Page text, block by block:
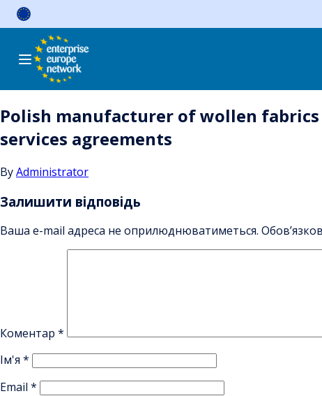
Skip
Polish manufacturer of wollen
services agreements
ByAdministrator
Залишити відповідь
Ваша e-mail адреса не оприлюднюватиметься.
Коментар *
Ім'я *
Email *